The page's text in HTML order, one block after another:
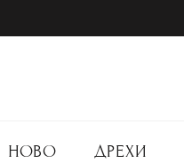
НОВО ДРЕХИ